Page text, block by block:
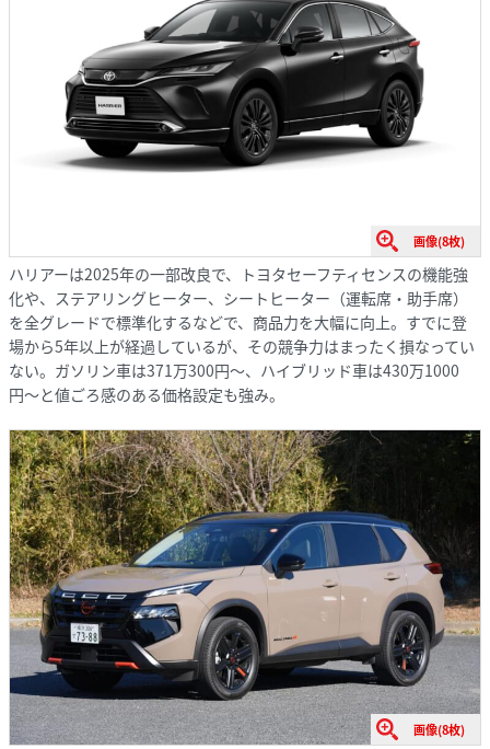
画像(8枚)
ハリアーは2025年の一部改良で、トヨタセーフティセンスの機能強
化や、ステアリングヒーター、シートヒーター（運転席・助手席）
を全グレードで標準化するなどで、商品力を大幅に向上。すでに登
場から5年以上が経過しているが、その競争力はまったく損なってい
ない。ガソリン車は371万300円〜、ハイブリッド車は430万1000
円〜と値ごろ感のある価格設定も強み。
画像(8枚)